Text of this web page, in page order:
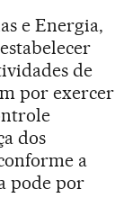
e Energia,
de
por exercer
dos
a
pode por